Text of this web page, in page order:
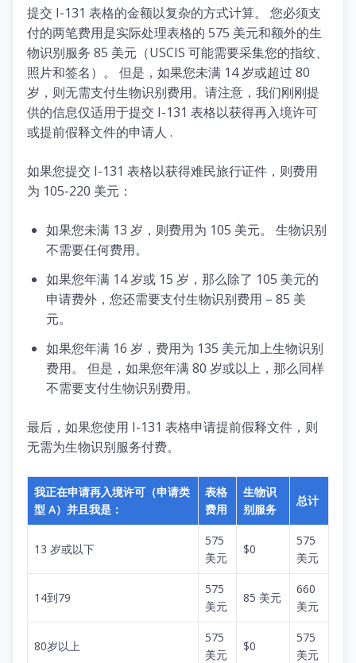
提交 I-131 表格的金额以复杂的方式计算。 您必须支
付的两笔费用是实际处理表格的 575 美元和额外的生
物识别服务 85 美元（USCIS 可能需要采集您的指纹、
照片和签名）。 但是，如果您未满 14 岁或超过 80
岁，则无需支付生物识别费用。请注意，我们刚刚提
供的信息仅适用于提交 I-131 表格以获得再入境许可
或提前假释文件的申请人 .
如果您提交 I-131 表格以获得难民旅行证件，则费用
为 105-220 美元：
如果您未满 13 岁，则费用为 105 美元。 生物识别
不需要任何费用。
如果您年满 14 岁或 15 岁，那么除了 105 美元的
申请费外，您还需要支付生物识别费用 – 85 美
元。
如果您年满 16 岁，费用为 135 美元加上生物识别
费用。 但是，如果您年满 80 岁或以上，那么同样
不需要支付生物识别费用。
最后，如果您使用 I-131 表格申请提前假释文件，则
无需为生物识别服务付费。
我正在申请再入境许可（申请类
型 A）并且我是：
表格
费用
生物识
别服务
总计
13 岁或以下
575
美元
$0
575
美元
14到79
575
美元
85 美元
660
美元
80岁以上
575
美元
$0
575
美元